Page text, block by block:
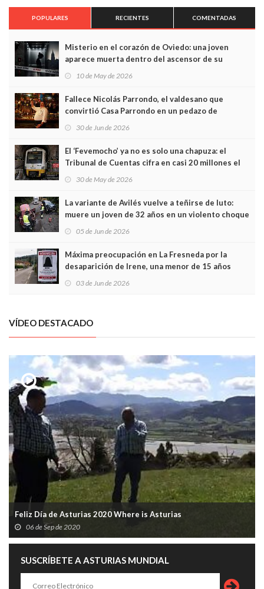
POPULARES RECIENTES COMENTADAS
Misterio en el corazón de Oviedo: una joven
aparece muerta dentro del ascensor de su
10 de May de 2026
Fallece Nicolás Parrondo, el valdesano que
convirtió Casa Parrondo en un pedazo de
30 de Jun de 2026
El ‘Fevemocho’ ya no es solo una chapuza: el
Tribunal de Cuentas cifra en casi 20 millones el
30 de May de 2026
La variante de Avilés vuelve a teñirse de luto:
muere un joven de 32 años en un violento choque
05 de Jun de 2026
Máxima preocupación en La Fresneda por la
desaparición de Irene, una menor de 15 años
03 de Jun de 2026
VÍDEO DESTACADO
Feliz Día de Asturias 2020 Where is Asturias
06 de Sep de 2020
SUSCRÍBETE A ASTURIAS MUNDIAL